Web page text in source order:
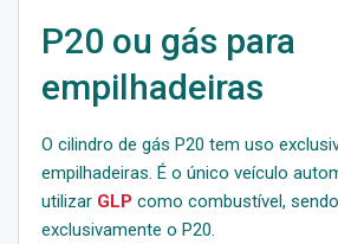
P20 ou gás para
empilhadeiras
O cilindro de gás P20 tem uso
empilhadeiras. É o único veículo
utilizar GLP como combustível,
exclusivamente o P20.